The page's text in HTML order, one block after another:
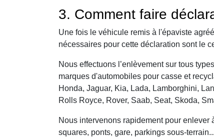
3. Comment faire
Une fois le véhicule remis à l'épaviste
nécessaires pour cette déclaration sont le
Nous effectuons l’enlèvement sur tous
marques d'automobiles pour casse et
Honda, Jaguar, Kia, Lada, Lamborghini,
Rolls Royce, Rover, Saab, Seat, Skoda,
Nous intervenons rapidement pour
squares, ponts, gare, parkings sous-